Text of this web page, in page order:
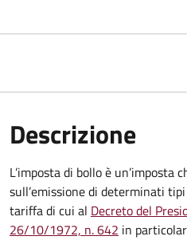
Descrizione
L’imposta di bollo è un’imposta
sull’emissione di determinati
tariffa di cui al Decreto del
26/10/1972, n. 642 in